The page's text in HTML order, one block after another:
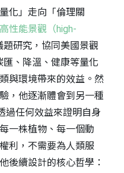
化」走向「倫理關
高性能景觀（high-
題研究，協同美國景觀
、降溫、健康等量化
與環境帶來的效益。然
，他逐漸體會到另一種
過任何效益來證明自身
一株植物、每一個動
利，不需要為人類服
後續設計的核心哲學：